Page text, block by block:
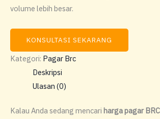
volume lebih besar.
KONSULTASI SEKARANG
Kategori: Pagar Brc
Deskripsi
Ulasan (0)
Kalau Anda sedang mencari harga pagar